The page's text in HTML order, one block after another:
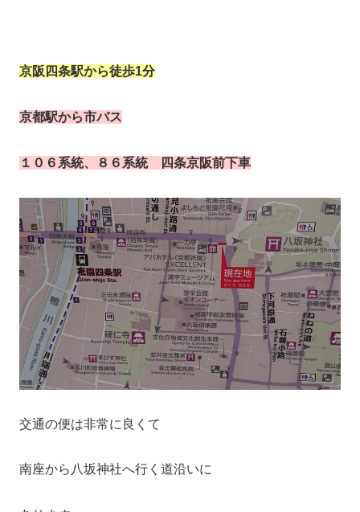
京阪四条駅から徒歩1分
京都駅から市バス
１０６系統、８６系統 四条京阪前下車
交通の便は非常に良くて
南座から八坂神社へ行く道沿いに